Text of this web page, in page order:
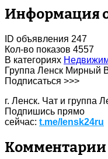
Информация
ID объявления 247
Кол-во показов 4557
В категориях
Группа Ленск Мирный
Подписаться >>>
г. Ленск. Чат и группа
Подпишись прямо
сейчас: t.me/lensk24ru
Комментарии